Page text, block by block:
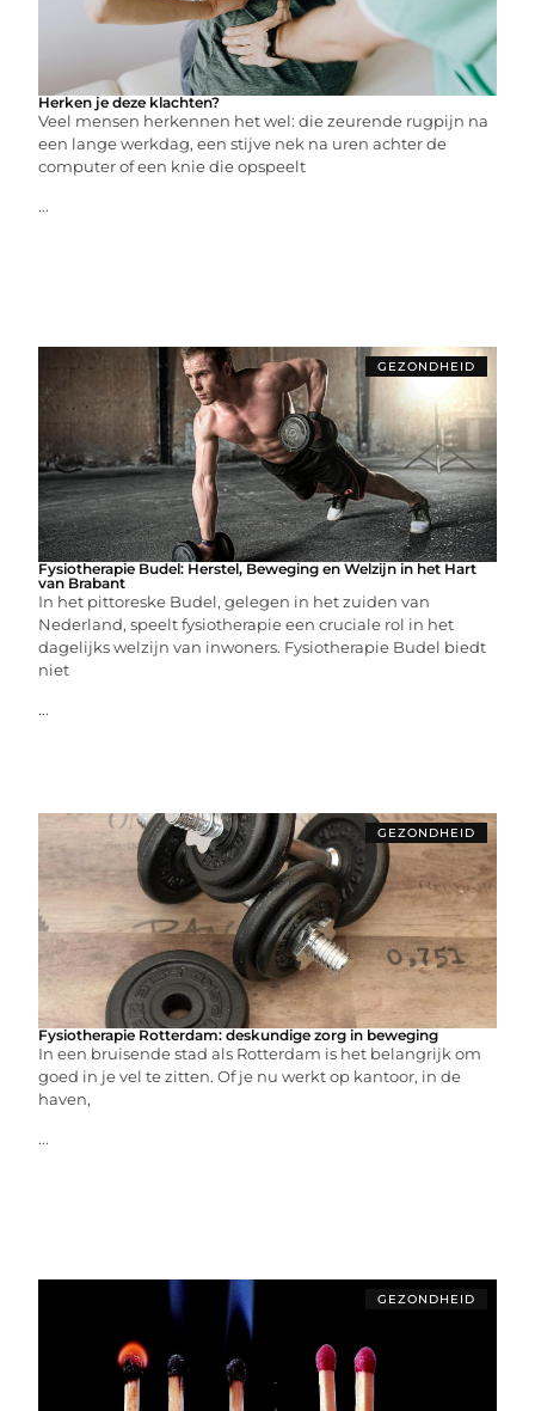
Herken je deze klachten?
Veel mensen herkennen het wel: die zeurende rugpijn na
een lange werkdag, een stijve nek na uren achter de
computer of een knie die opspeelt
...
GEZONDHEID
Fysiotherapie Budel: Herstel, Beweging en Welzijn in het Hart
van Brabant
In het pittoreske Budel, gelegen in het zuiden van
Nederland, speelt fysiotherapie een cruciale rol in het
dagelijks welzijn van inwoners. Fysiotherapie Budel biedt
niet
...
GEZONDHEID
Fysiotherapie Rotterdam: deskundige zorg in beweging
In een bruisende stad als Rotterdam is het belangrijk om
goed in je vel te zitten. Of je nu werkt op kantoor, in de
haven,
...
GEZONDHEID